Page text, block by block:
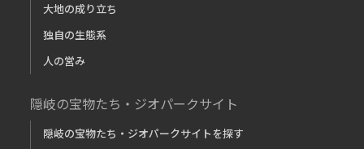
大地の成り立ち
独自の生態系
人の営み
隠岐の宝物たち・ジオパークサイト
隠岐の宝物たち・ジオパークサイトを探す